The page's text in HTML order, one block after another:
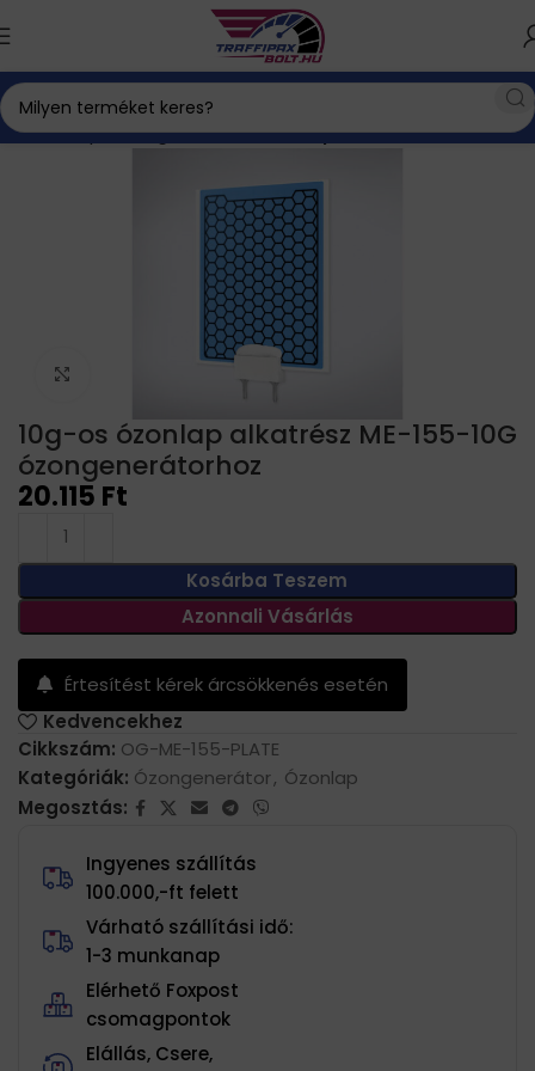
Kezdőlap Ózongenerátor Ózonlap
10g-os ózonlap alkatrész ME-155-10G
ózongenerátorhoz
20.115 Ft
Kosárba Teszem
Azonnali Vásárlás
Értesítést kérek árcsökkenés esetén
Kedvencekhez
Cikkszám: OG-ME-155-PLATE
Kategóriák: Ózongenerátor, Ózonlap
Megosztás:
Ingyenes szállítás
100.000,-ft felett
Várható szállítási idő:
1-3 munkanap
Elérhető Foxpost
csomagpontok
Elállás, Csere,